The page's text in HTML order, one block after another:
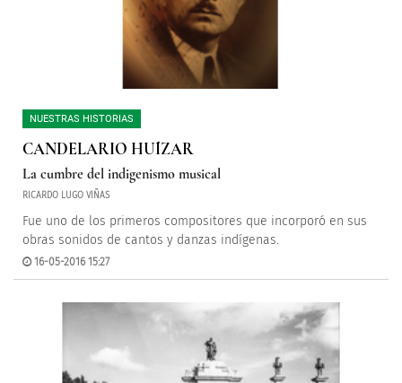
NUESTRAS HISTORIAS
CANDELARIO HUÍZAR
La cumbre del indigenismo musical
RICARDO LUGO VIÑAS
Fue uno de los primeros compositores que incorporó en sus
obras sonidos de cantos y danzas indígenas.
16-05-2016 15:27